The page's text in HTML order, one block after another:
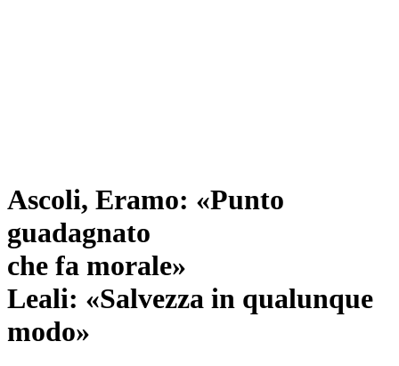
Ascoli, Eramo: «Punto
guadagnato
che fa morale»
Leali: «Salvezza in qualunque
modo»